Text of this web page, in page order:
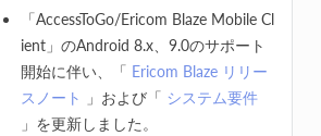
「AccessToGo/Ericom Blaze Mobile Cl
ient」のAndroid 8.x、9.0のサポート
開始に伴い、「 Ericom Blaze リリー
スノート
」および「 システム要件
」を更新しました。